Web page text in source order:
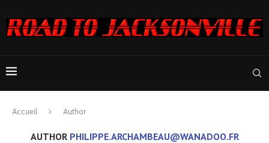
Accueil Author
AUTHOR PHILIPPE.ARCHAMBEAU@WANADOO.FR